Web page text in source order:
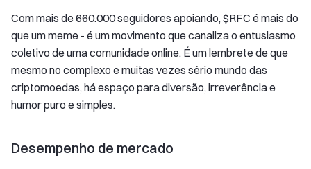
Com mais de 660.000 seguidores apoiando, $RFC é mais do
que um meme - é um movimento que canaliza o entusiasmo
coletivo de uma comunidade online. É um lembrete de que
mesmo no complexo e muitas vezes sério mundo das
criptomoedas, há espaço para diversão, irreverência e
humor puro e simples.
Desempenho de mercado